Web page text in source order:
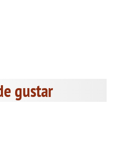
gustar